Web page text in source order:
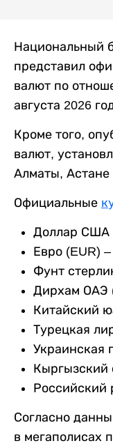
Национальный
представил
валют по
августа 2026
Кроме того,
валют,
Алматы,
Официальные
Доллар США
Евро (EUR)
Фунт
Дирхам ОАЭ
Китайский
Турецкая
Украинская
Кыргызский
Российский
Согласно
в мегаполисах